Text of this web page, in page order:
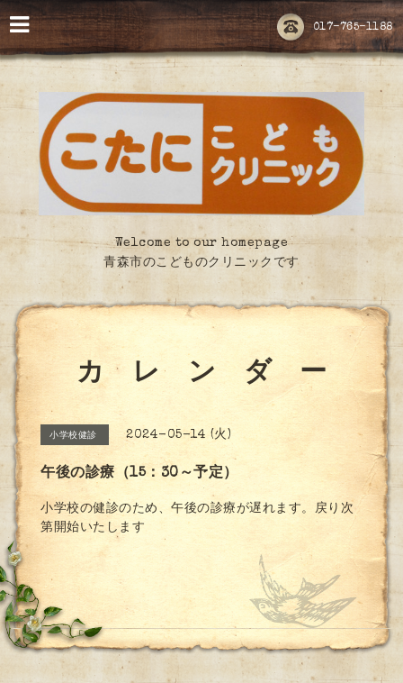
017-765-1188
Welcome to our homepage
青森市のこどものクリニックです
カ レ ン ダ ー
小学校健診 2024-05-14 (火)
午後の診療（15：30～予定）
小学校の健診のため、午後の診療が遅れます。戻り次
第開始いたします